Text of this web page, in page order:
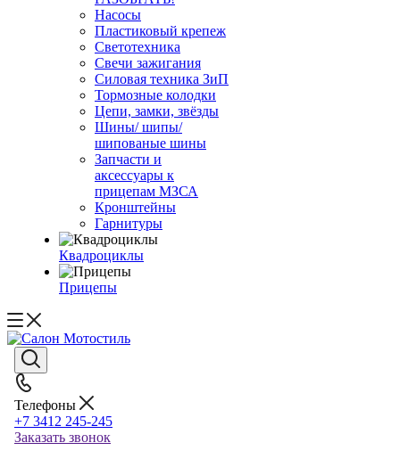
Насосы
Пластиковый крепеж
Светотехника
Свечи зажигания
Силовая техника ЗиП
Тормозные колодки
Цепи, замки, звёзды
Шины/ шипы/
шипованые шины
Запчасти и
аксессуары к
прицепам МЗСА
Кронштейны
Гарнитуры
Квадроциклы
Прицепы
Телефоны
+7 3412 245-245
Заказать звонок